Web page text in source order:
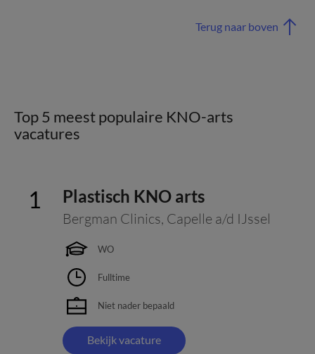
Terug naar boven
Top 5 meest populaire KNO-arts
vacatures
Plastisch KNO arts
Bergman Clinics, Capelle a/d IJssel
WO
Fulltime
Niet nader bepaald
Bekijk vacature